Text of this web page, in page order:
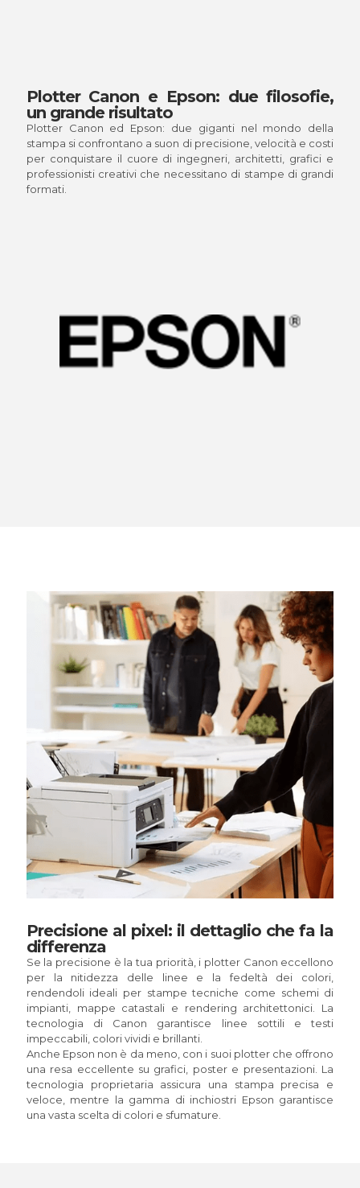
Plotter Canon e Epson: due filosofie,
un grande risultato
Plotter Canon ed Epson: due giganti nel mondo della
stampa si confrontano a suon di precisione, velocità e costi
per conquistare il cuore di ingegneri, architetti, grafici e
professionisti creativi che necessitano di stampe di grandi
formati.
Precisione al pixel: il dettaglio che fa la
differenza
Se la precisione è la tua priorità, i plotter Canon eccellono
per la nitidezza delle linee e la fedeltà dei colori,
rendendoli ideali per stampe tecniche come schemi di
impianti, mappe catastali e rendering architettonici. La
tecnologia di Canon garantisce linee sottili e testi
impeccabili, colori vividi e brillanti.
Anche Epson non è da meno, con i suoi plotter che offrono
una resa eccellente su grafici, poster e presentazioni. La
tecnologia proprietaria assicura una stampa precisa e
veloce, mentre la gamma di inchiostri Epson garantisce
una vasta scelta di colori e sfumature.